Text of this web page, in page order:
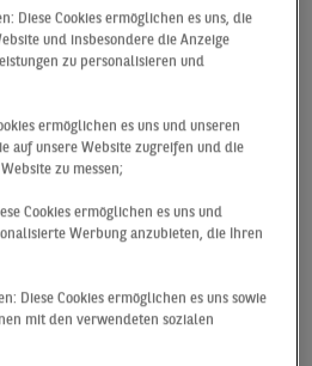
Vor allem das erste
Umsätzen von 34.000 m² und
Umsatzschübe und trugen
hat auch der überproportionale
Abschlüsse zwischen 5.000
der rund acht
Durchschnitt liegt. Dazu
die zwei Abschlüsse der Stadt
m² im Teilmarkt
Jugendamt und etwa 8.500
Ordnungsamt angemietet
Diese Cookies ermöglichen es uns, die
und insbesondere die Anzeige
zu personalisieren und
ermöglichen es uns und unseren
auf unsere Website zugreifen und die
zu messen;
Cookies ermöglichen es uns und
Werbung anzubieten, die Ihren
Diese Cookies ermöglichen es uns sowie
mit den verwendeten sozialen